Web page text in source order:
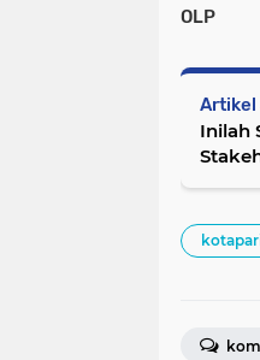
OLP
Artikel
Inilah